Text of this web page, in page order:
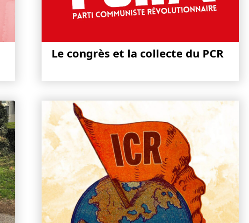
Le congrès et la collecte du PCR